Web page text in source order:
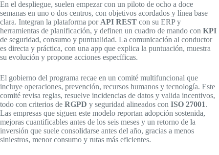
En el despliegue, suelen empezar con un piloto de ocho a doce
semanas en uno o dos centros, con objetivos acordados y línea base
clara. Integran la plataforma por API REST con su ERP y
herramientas de planificación, y definen un cuadro de mando con KPI
de seguridad, consumo y puntualidad. La comunicación al conductor
es directa y práctica, con una app que explica la puntuación, muestra
su evolución y propone acciones específicas.
El gobierno del programa recae en un comité multifuncional que
incluye operaciones, prevención, recursos humanos y tecnología. Este
comité revisa reglas, resuelve incidencias de datos y valida incentivos,
todo con criterios de RGPD y seguridad alineados con ISO 27001.
Las empresas que siguen este modelo reportan adopción sostenida,
mejoras cuantificables antes de los seis meses y un retorno de la
inversión que suele consolidarse antes del año, gracias a menos
siniestros, menor consumo y rutas más eficientes.